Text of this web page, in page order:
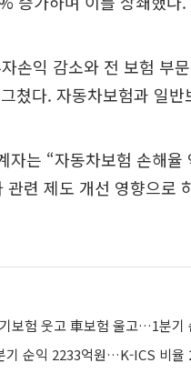
손익 감소와 전 보험 부
쳤다. 자동차보험과 일
자는 “자동차보험 손해
관련 제도 개선 영향으로
보험 웃고 車보험 울고…1분기
기 순익 2233억원…K-ICS 비율